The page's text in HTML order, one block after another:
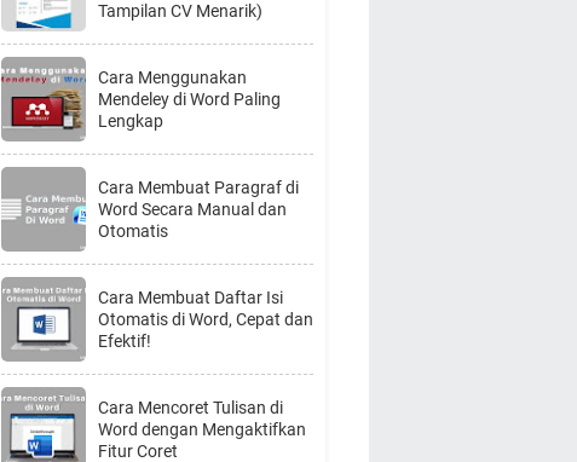
Tampilan CV Menarik)
Cara Menggunakan
Mendeley di Word Paling
Lengkap
Cara Membuat Paragraf di
Word Secara Manual dan
Otomatis
Cara Membuat Daftar Isi
Otomatis di Word, Cepat dan
Efektif!
Cara Mencoret Tulisan di
Word dengan Mengaktifkan
Fitur Coret